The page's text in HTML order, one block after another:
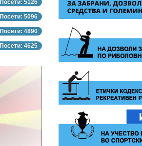
Посети: 5126
Посети: 5096
Посети: 4890
Посети: 4625